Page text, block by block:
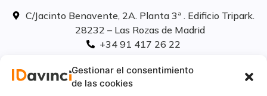
Gestionar el consentimiento
de las cookies
C/Jacinto Benavente, 2A. Planta 3ª . Edificio Tripark.
28232 – Las Rozas de Madrid
+34 91 417 26 22
linkedIn